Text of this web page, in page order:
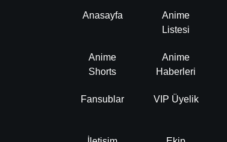
Anasayfa
Anime
Listesi
Anime
Shorts
Anime
Haberleri
Fansublar VIP Üyelik